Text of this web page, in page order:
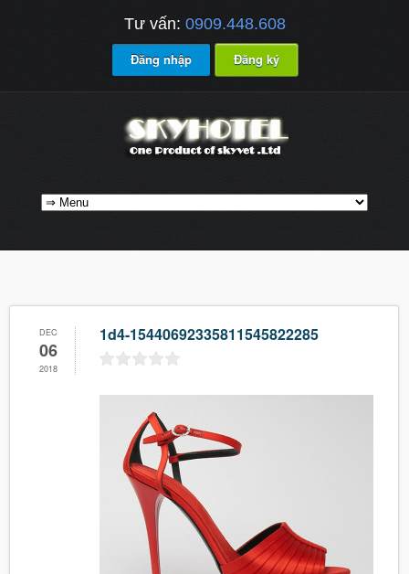
Tư vấn: 0909.448.608
Đăng nhập Đăng ký
DEC
06
2018
1d4-15440692335811545822285